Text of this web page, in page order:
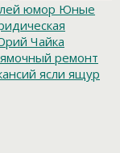
юмор Юные
Чайка
ямочный ремонт
ясли ящур